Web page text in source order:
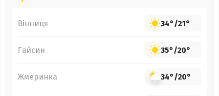
Вінниця 34°/21°
Гайсин 35°/20°
Жмеринка 34°/20°